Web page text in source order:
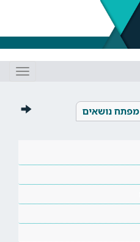
מפתח נושאים